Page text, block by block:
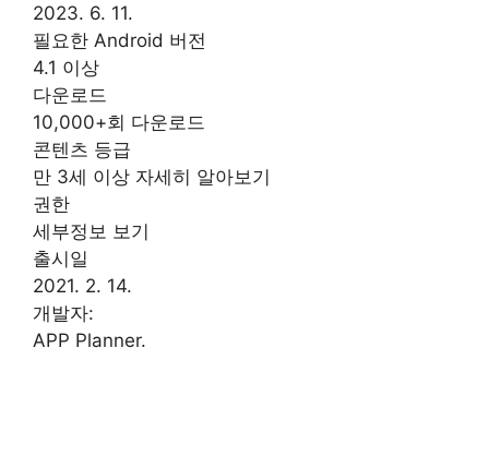
2023. 6. 11.
필요한 Android 버전
4.1 이상
다운로드
10,000+회 다운로드
콘텐츠 등급
만 3세 이상 자세히 알아보기
권한
세부정보 보기
출시일
2021. 2. 14.
개발자:
APP Planner.